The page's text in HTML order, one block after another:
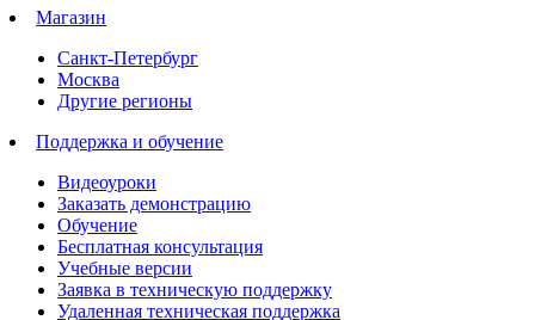
Магазин
Санкт-Петербург
Москва
Другие регионы
Поддержка и обучение
Видеоуроки
Заказать демонстрацию
Обучение
Бесплатная консультация
Учебные версии
Заявка в техническую поддержку
Удаленная техническая поддержка